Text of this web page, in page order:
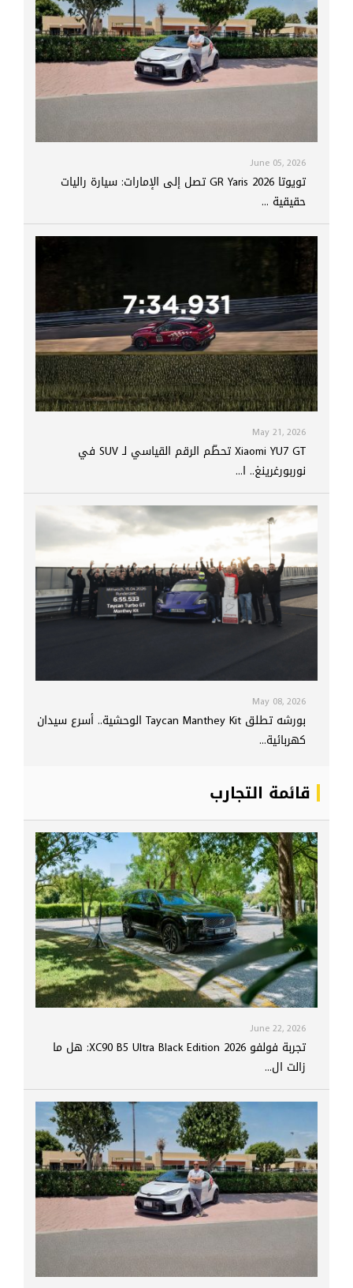
June 05, 2026
تويوتا GR Yaris 2026 تصل إلى الإمارات: سيارة راليات
حقيقية ...
May 21, 2026
Xiaomi YU7 GT تحطّم الرقم القياسي لـ SUV في
نوربورغرينغ.. ا...
May 08, 2026
بورشه تطلق Taycan Manthey Kit الوحشية.. أسرع سيدان
كهربائية...
قائمة التجارب
June 22, 2026
تجربة فولفو XC90 B5 Ultra Black Edition 2026: هل ما
زالت ال...